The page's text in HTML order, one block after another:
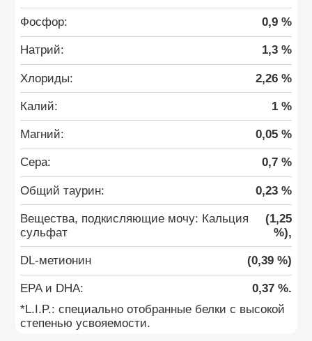
Фосфор: 0,9 %
Натрий: 1,3 %
Хлориды: 2,26 %
Калий: 1 %
Магний: 0,05 %
Сера: 0,7 %
Общий таурин: 0,23 %
Вещества, подкисляющие мочу: Кальция
сульфат
(1,25
%),
DL-метионин (0,39 %)
EPA и DHA:
0,37 %.
*L.I.P.: специально отобранные белки с высокой
степенью усвояемости.